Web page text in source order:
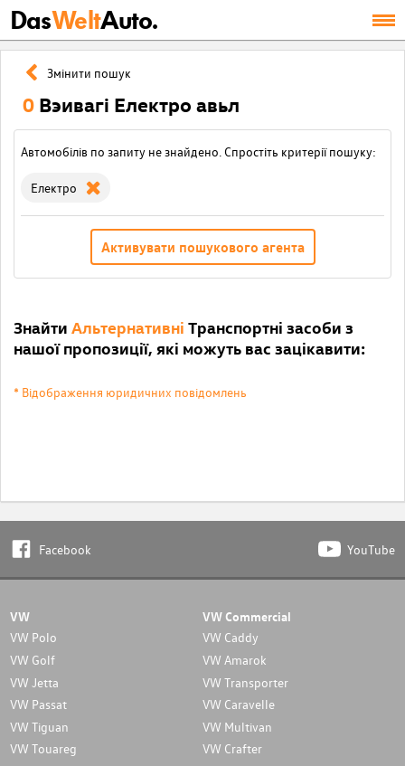
DasWeltAuto.
Змінити пошук
0 Вэивагі Електро авьл
Автомобілів по запиту не знайдено. Спростіть критерії пошуку:
Електро
Активувати пошукового агента
Знайти Альтернативні Транспортні засоби з
нашої пропозиції, які можуть вас зацікавити:
* Відображення юридичних повідомлень
Facebook YouTube
VW
VW Polo
VW Golf
VW Jetta
VW Passat
VW Tiguan
VW Touareg
VW Commercial
VW Caddy
VW Amarok
VW Transporter
VW Caravelle
VW Multivan
VW Crafter